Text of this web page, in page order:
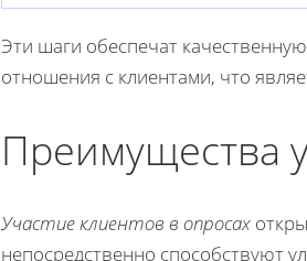
Эти шаги обеспечат
отношения с клиентами, что
Преимущества
Участие клиентов в опросах
непосредственно способствуют